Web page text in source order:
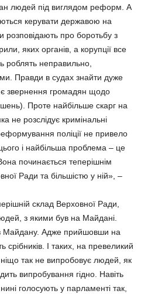
людей під виглядом реформ. А
керувати державою на
про боротьбу з
яких органів, а корупції все
роблять неправильно,
Правди в судах знайти дуже
звернення громадян щодо
Проте найбільше скарг на
не розслідує кримінальні
поліції не привело
і найбільша проблема – це
починається теперішнім
Ради та більшістю у ній», –
склад Верховної Ради,
з якими був на Майдані.
Майдану. Адже прийшовши на
І таких, на превеликий
так не випробовує людей, як
випробування гідно. Навіть
голосують у парламенті так,